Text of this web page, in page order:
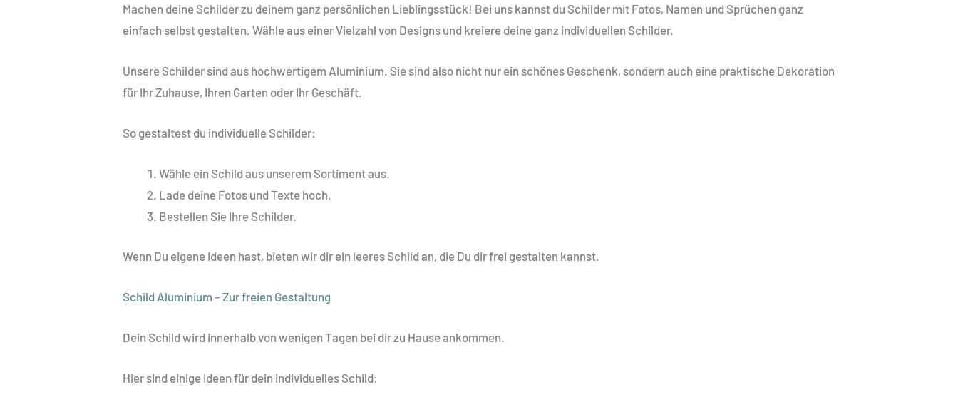
Machen deine Schilder zu deinem ganz persönlichen Lieblingsstück! Bei uns kannst du Schilder mit Fotos, Namen und Sprüchen ganz
einfach selbst gestalten. Wähle aus einer Vielzahl von Designs und kreiere deine ganz individuellen Schilder.
Unsere Schilder sind aus hochwertigem Aluminium. Sie sind also nicht nur ein schönes Geschenk, sondern auch eine praktische Dekoration
für Ihr Zuhause, Ihren Garten oder Ihr Geschäft.
So gestaltest du individuelle Schilder:
Wähle ein Schild aus unserem Sortiment aus.
Lade deine Fotos und Texte hoch.
Bestellen Sie Ihre Schilder.
Wenn Du eigene Ideen hast, bieten wir dir ein leeres Schild an, die Du dir frei gestalten kannst.
Schild Aluminium – Zur freien Gestaltung
Dein Schild wird innerhalb von wenigen Tagen bei dir zu Hause ankommen.
Hier sind einige Ideen für dein individuelles Schild: